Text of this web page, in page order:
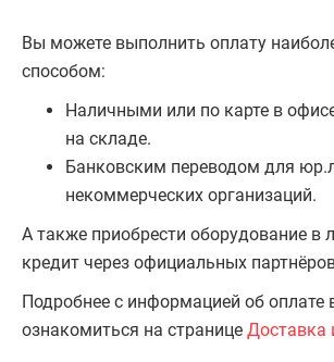
Вы можете выполнить оплату
способом:
Наличными или по карте в
на складе.
Банковским переводом для
некоммерческих организаций.
А также приобрести оборудование в
кредит через официальных
Подробнее с информацией об оплате
ознакомиться на странице Доставка